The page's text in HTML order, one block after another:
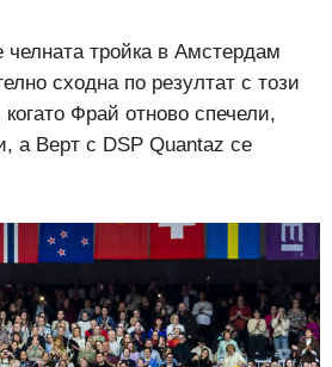
тройка в Амстердам
сходна по резултат с този
Фрай отново спечели,
а Верт с DSP Quantaz се